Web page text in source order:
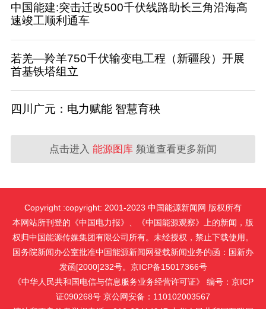
中国能建:突击迁改500千伏线路助长三角沿海高
速竣工顺利通车
若羌—羚羊750千伏输变电工程（新疆段）开展
首基铁塔组立
四川广元：电力赋能 智慧育秧
点击进入 能源图库 频道查看更多新闻
Copyright :copyright: 2001-2023 中国能源新闻网 版权所有
本网站所刊登的《中国电力报》、《中国能源观察》上的新闻，版
权归中国能源传媒集团有限公司所有。未经授权，禁止下载使用。
国务院新闻办公室批准中国能源新闻网登载新闻业务的函：国新办
发函[2000]232号。京ICP备15017366号
《中华人民共和国电信与信息服务业务经营许可证》 编号：京ICP
证090268号 京公网安备：110102003567